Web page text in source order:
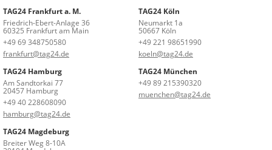
TAG24 Frankfurt a. M.
Friedrich-Ebert-Anlage 36
60325 Frankfurt am Main
+49 69 348750580
frankfurt@tag24.de
TAG24 Köln
Neumarkt 1a
50667 Köln
+49 221 98651990
koeln@tag24.de
TAG24 Hamburg
Am Sandtorkai 77
20457 Hamburg
+49 40 228608090
hamburg@tag24.de
TAG24 München
+49 89 215390320
muenchen@tag24.de
TAG24 Magdeburg
Breiter Weg 8-10A